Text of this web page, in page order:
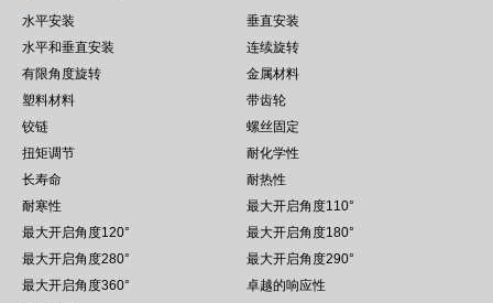
水平安装
垂直安装
水平和垂直安装
连续旋转
有限角度旋转
金属材料
塑料材料
带齿轮
铰链
螺丝固定
扭矩调节
耐化学性
长寿命
耐热性
耐寒性
最大开启角度110°
最大开启角度120°
最大开启角度180°
最大开启角度280°
最大开启角度290°
最大开启角度360°
卓越的响应性